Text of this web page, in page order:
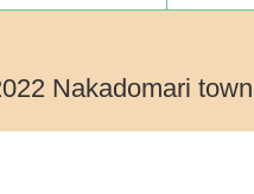
Nakadomari